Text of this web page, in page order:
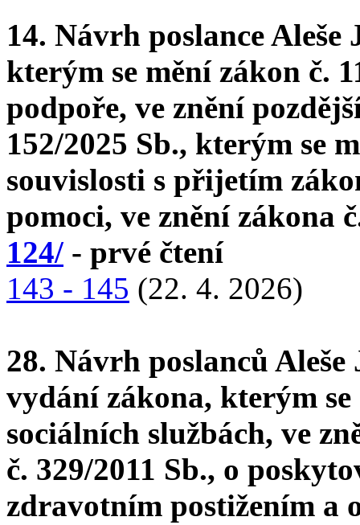
14. Návrh poslance
kterým se mění zákon č.
podpoře, ve znění
152/2025 Sb., kterým se
souvislosti s přijetím
pomoci, ve znění zákona
124/ - prvé čtení
143 - 145 (22. 4. 2026)
28. Návrh poslanců
vydání zákona, kterým se
sociálních službách, ve
č. 329/2011 Sb., o
zdravotním postižením a